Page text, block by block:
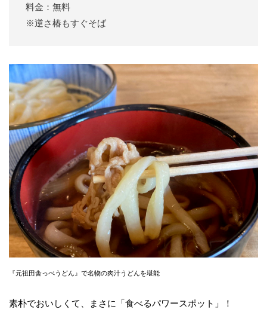
料金：無料
※逆さ椿もすぐそば
『元祖田舎っぺうどん』で名物の肉汁うどんを堪能
素朴でおいしくて、まさに「食べるパワースポット」！